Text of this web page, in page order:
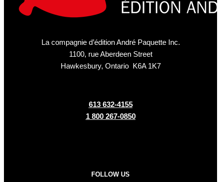
La compagnie d’édition André Paquette Inc.
1100, rue Aberdeen Street
Hawkesbury, Ontario K6A 1K7
613 632-4155
1 800 267-0850
FOLLOW US